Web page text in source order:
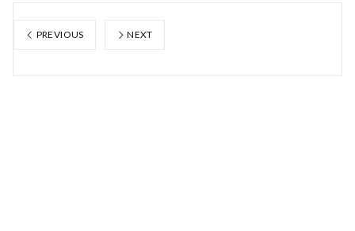
PREVIOUS NEXT